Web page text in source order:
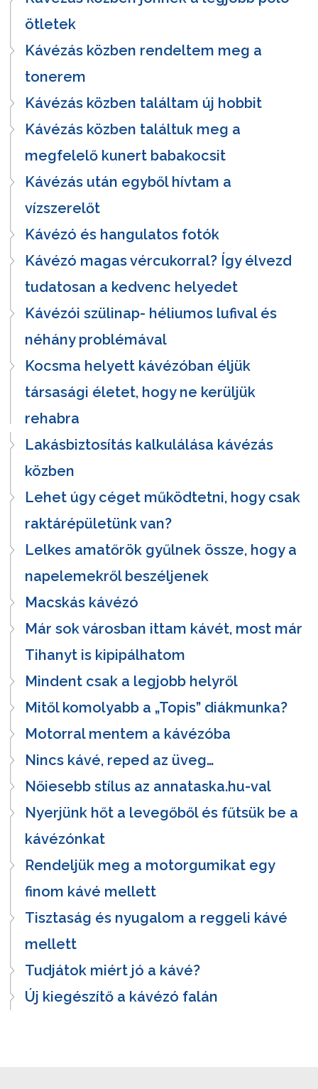
ötletek
Kávézás közben rendeltem meg a
tonerem
Kávézás közben találtam új hobbit
Kávézás közben találtuk meg a
megfelelő kunert babakocsit
Kávézás után egyből hívtam a
vízszerelőt
Kávézó és hangulatos fotók
Kávézó magas vércukorral? Így élvezd
tudatosan a kedvenc helyedet
Kávézói szülinap- héliumos lufival és
néhány problémával
Kocsma helyett kávézóban éljük
társasági életet, hogy ne kerüljük
rehabra
Lakásbiztosítás kalkulálása kávézás
közben
Lehet úgy céget működtetni, hogy csak
raktárépületünk van?
Lelkes amatőrök gyűlnek össze, hogy a
napelemekről beszéljenek
Macskás kávézó
Már sok városban ittam kávét, most már
Tihanyt is kipipálhatom
Mindent csak a legjobb helyről
Mitől komolyabb a „Topis” diákmunka?
Motorral mentem a kávézóba
Nincs kávé, reped az üveg…
Nőiesebb stílus az annataska.hu-val
Nyerjünk hőt a levegőből és fűtsük be a
kávézónkat
Rendeljük meg a motorgumikat egy
finom kávé mellett
Tisztaság és nyugalom a reggeli kávé
mellett
Tudjátok miért jó a kávé?
Új kiegészítő a kávézó falán